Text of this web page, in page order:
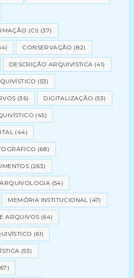
(CI) (37)
CONSERVAÇÃO (82)
DESCRIÇÃO ARQUIVÍSTICA (41)
(53)
(36) DIGITALIZAÇÃO (53)
(45)
(44)
(68)
(263)
(54)
MEMÓRIA INSTITUCIONAL (47)
ARQUIVOS (64)
(61)
(53)